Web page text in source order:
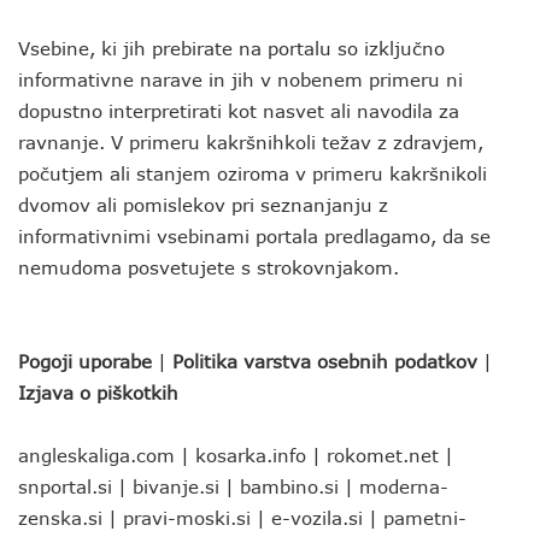
Vsebine, ki jih prebirate na portalu so izključno
informativne narave in jih v nobenem primeru ni
dopustno interpretirati kot nasvet ali navodila za
ravnanje. V primeru kakršnihkoli težav z zdravjem,
počutjem ali stanjem oziroma v primeru kakršnikoli
dvomov ali pomislekov pri seznanjanju z
informativnimi vsebinami portala predlagamo, da se
nemudoma posvetujete s strokovnjakom.
Pogoji uporabe | Politika varstva osebnih podatkov |
Izjava o piškotkih
angleskaliga.com | kosarka.info | rokomet.net |
snportal.si | bivanje.si | bambino.si | moderna-
zenska.si | pravi-moski.si | e-vozila.si | pametni-